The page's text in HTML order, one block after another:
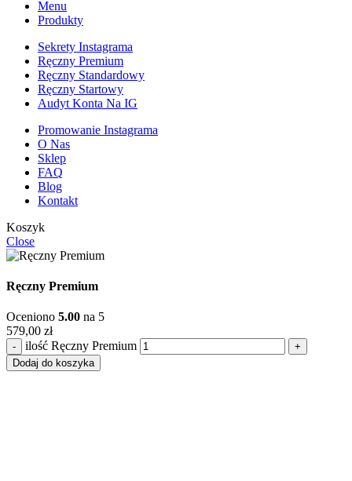
Menu
Produkty
Sekrety Instagrama
Ręczny Premium
Ręczny Standardowy
Ręczny Startowy
Audyt Konta Na IG
Promowanie Instagrama
O Nas
Sklep
FAQ
Blog
Kontakt
Koszyk
Close
Ręczny Premium
Oceniono 5.00 na 5
579,00 zł
ilość Ręczny Premium
Dodaj do koszyka